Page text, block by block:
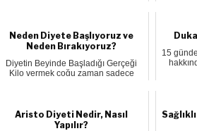
Neden Diyete Başlıyoruz ve
Neden Bırakıyoruz?
Diyetin Beyinde Başladığı Gerçeği
Kilo vermek çoğu zaman sadece
15
Aristo Diyeti Nedir, Nasıl
Yapılır?